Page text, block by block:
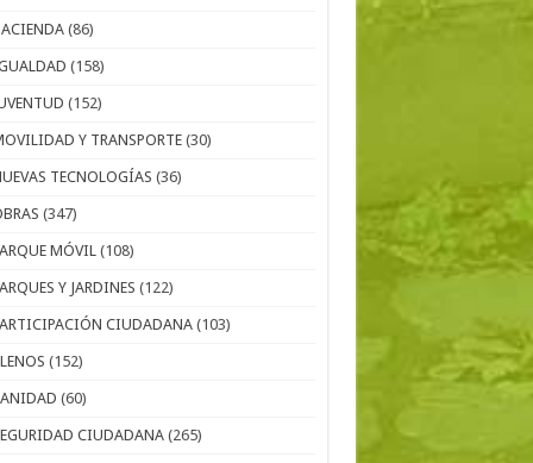
(86)
(158)
(152)
Y TRANSPORTE (30)
TECNOLOGÍAS (36)
(347)
MÓVIL (108)
Y JARDINES (122)
CIUDADANA (103)
(152)
(60)
CIUDADANA (265)